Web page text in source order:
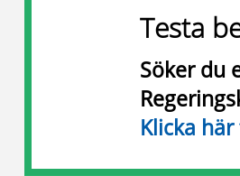
Testa
Söker du
Klicka